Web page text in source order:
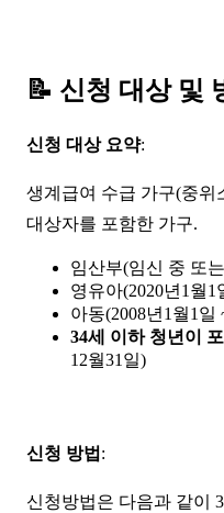
📝 신청 대상 및
신청 대상 요약:
생계급여 수급 가구(중위
대상자를 포함한 가구.
임산부(임신 중 또
영유아(2020년1월1
아동(2008년1월1일
34세 이하 청년이
12월31일)
신청 방법 :
신청방법은 다음과 같이